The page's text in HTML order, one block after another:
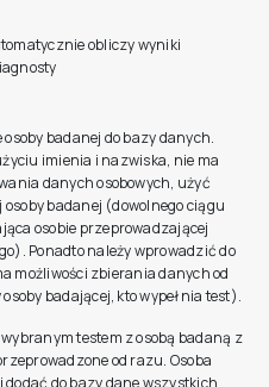
obliczy wyniki
badanej do bazy danych.
imienia i nazwiska, nie ma
danych osobowych, użyć
badanej (dowolnego ciągu
osobie przeprowadzającej
Ponadto należy wprowadzić do
możliwości zbierania danych od
badającej, kto wypełnia test).
testem z osobą badaną z
od razu. Osoba